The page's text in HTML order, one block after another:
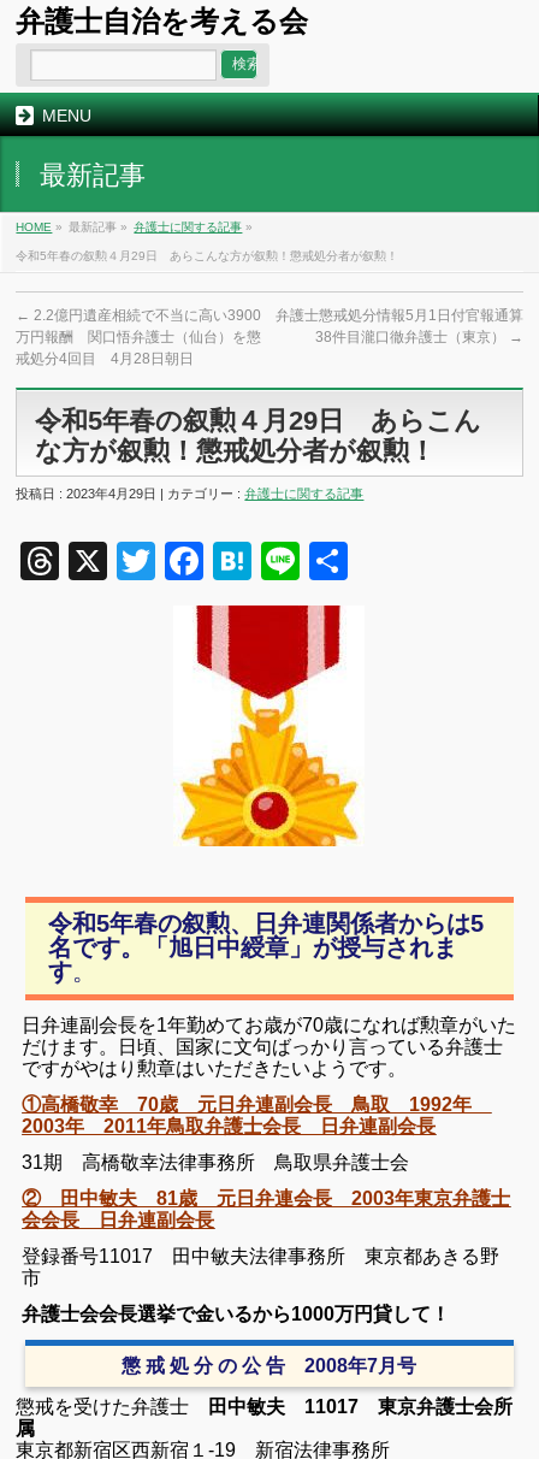
弁護士自治を考える会
MENU
最新記事
HOME » 最新記事 » 弁護士に関する記事 »
令和5年春の叙勲４月29日 あらこんな方が叙勲！懲戒処分者が叙勲！
← 2.2億円遺産相続で不当に高い3900
万円報酬 関口悟弁護士（仙台）を懲
戒処分4回目 4月28日朝日
弁護士懲戒処分情報5月1日付官報通算
38件目瀧口徹弁護士（東京）
→
令和5年春の叙勲４月29日 あらこん
な方が叙勲！懲戒処分者が叙勲！
投稿日 : 2023年4月29日 | カテゴリー :弁護士に関する記事
Threads
X TwitterFacebook
Hatena
Line
令和5年春の叙勲、日弁連関係者からは5
名です。「旭日中綬章」が授与されま
す。
日弁連副会長を1年勤めてお歳が70歳になれば勲章がいた
だけます。日頃、国家に文句ばっかり言っている弁護士
ですがやはり勲章はいただきたいようです。
①高橋敬幸 70歳 元日弁連副会長 鳥取 1992年
2003年 2011年鳥取弁護士会長 日弁連副会長
31期 高橋敬幸法律事務所 鳥取県弁護士会
② 田中敏夫 81歳 元日弁連会長 2003年東京弁護士
会会長 日弁連副会長
登録番号11017 田中敏夫法律事務所 東京都あきる野
市
弁護士会会長選挙で金いるから1000万円貸して！
懲 戒 処 分 の 公 告 2008年7月号
懲戒を受けた弁護士
田中敏夫 11017 東京弁護士会所
属
東京都新宿区西新宿１-19 新宿法律事務所